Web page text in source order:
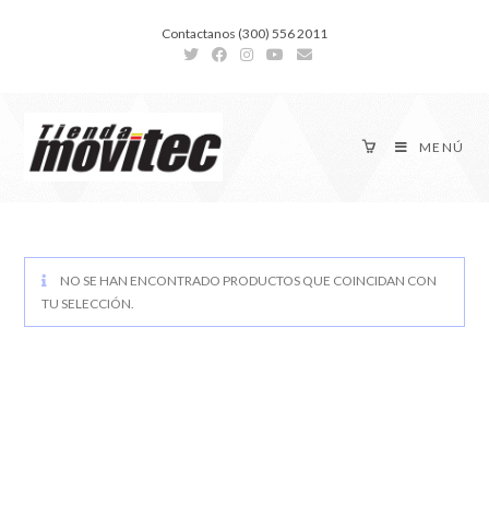
Contactanos (300) 556 2011
MENÚ
NO SE HAN ENCONTRADO PRODUCTOS QUE COINCIDAN CON
TU SELECCIÓN.